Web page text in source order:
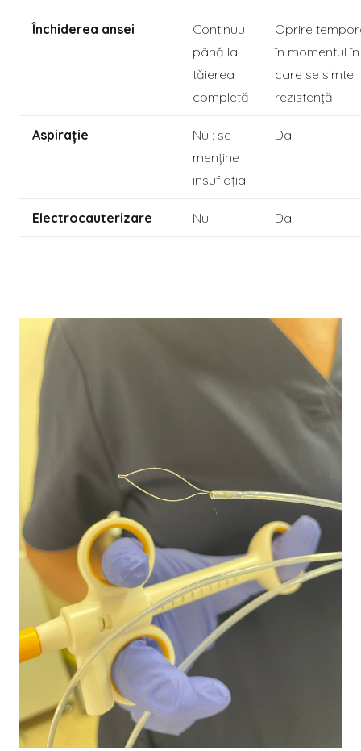
Închiderea ansei
Continuu
până la
tăierea
completă
Oprire
în momentul în
care se simte
rezistență
Aspirație
Nu : se
menține
insuflația
Da
Electrocauterizare Nu Da